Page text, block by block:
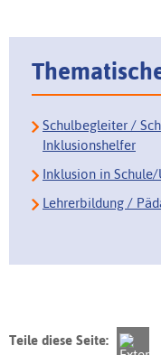
Schulbegleiter /
Inklusionshelfer
Inklusion in
Lehrerbildung /
Teile diese Seite: